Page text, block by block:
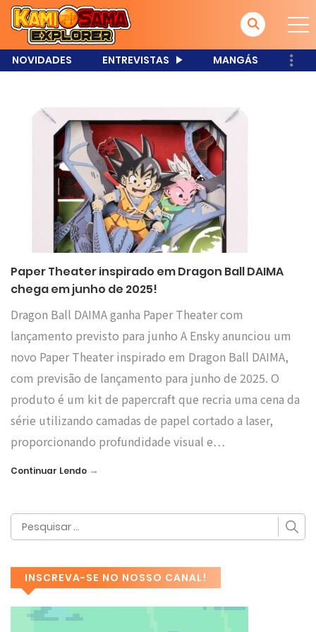
NOVIDADES ENTREVISTAS MANGÁS
Paper Theater inspirado em Dragon Ball DAIMA
chega em junho de 2025!
Dragon Ball DAIMA ganha Paper Theater com
lançamento previsto para junho A Ensky anunciou um
novo Paper Theater inspirado em Dragon Ball DAIMA,
com previsão de lançamento para junho de 2025. O
produto é um kit de papercraft que recria uma cena da
série utilizando camadas de papel cortado a laser,
proporcionando profundidade visual e…
Continuar Lendo →
INSCREVA-SE NO NOSSO CANAL!